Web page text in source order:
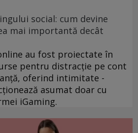
social: cum devine
mai importantă decât
au fost proiectate în
pentru distracție pe cont
oferind intimitate -
asumat doar cu
iGaming.